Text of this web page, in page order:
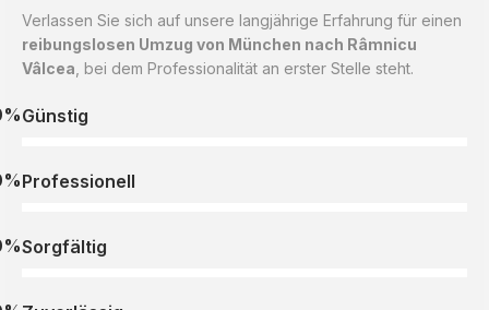
Verlassen Sie sich auf unsere langjährige Erfahrung für einen
reibungslosen Umzug von München nach Râmnicu
Vâlcea , bei dem Professionalität an erster Stelle steht.
Günstig
Professionell
Sorgfältig